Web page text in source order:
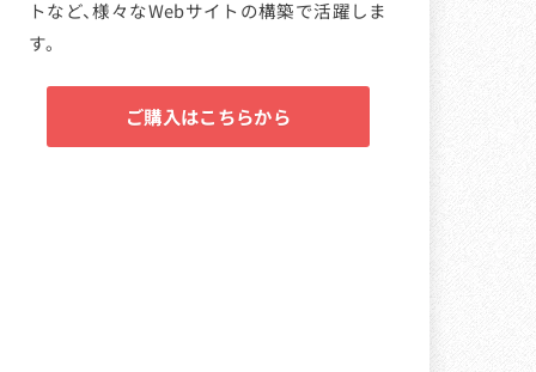
トなど、様々なWebサイトの構築で活躍しま
す。
ご購入はこちらから